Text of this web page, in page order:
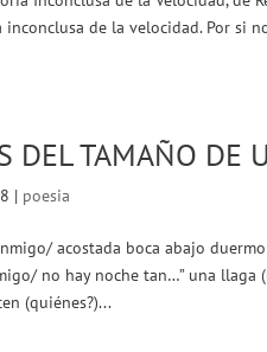
inconclusa de la velocidad. Por si
DEL TAMAÑO DE
| poesia
acostada boca abajo
no hay noche tan…” una
(quiénes?)...